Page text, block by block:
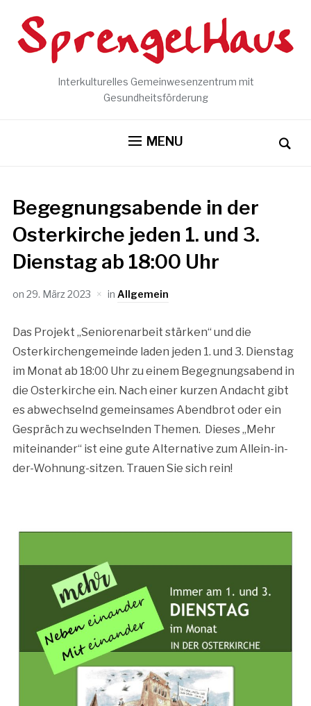
Interkulturelles Gemeinwesenzentrum mit
Gesundheitsförderung
MENU
Begegnungsabende in der
Osterkirche jeden 1. und 3.
Dienstag ab 18:00 Uhr
on 29. März 2023 in Allgemein
Das Projekt „Seniorenarbeit stärken“ und die
Osterkirchengemeinde laden jeden 1. und 3. Dienstag
im Monat ab 18:00 Uhr zu einem Begegnungsabend in
die Osterkirche ein. Nach einer kurzen Andacht gibt
es abwechselnd gemeinsames Abendbrot oder ein
Gespräch zu wechselnden Themen. Dieses „Mehr
miteinander“ ist eine gute Alternative zum Allein-in-
der-Wohnung-sitzen. Trauen Sie sich rein!